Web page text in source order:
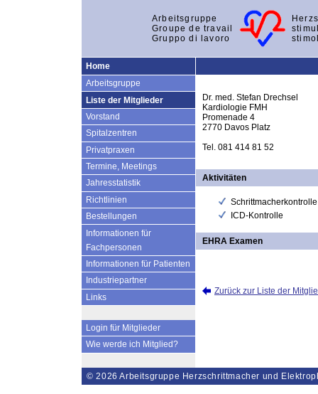
Arbeitsgruppe
Groupe de travail
Gruppo di lavoro
Home
Arbeitsgruppe
Liste der Mitglieder
Vorstand
Spitalzentren
Privatpraxen
Termine, Meetings
Jahresstatistik
Richtlinien
Bestellungen
Informationen für
Fachpersonen
Informationen für Patienten
Industriepartner
Links
Login für Mitglieder
Wie werde ich Mitglied?
Dr. med. Stefan Drechsel
Kardiologie FMH
Promenade 4
2770 Davos Platz
Tel. 081 414 81 52
Aktivitäten
Schrittmacherkontrolle
ICD-Kontrolle
EHRA Examen
Zurück zur Liste der
© 2026 Arbeitsgruppe Herzschrittmacher und